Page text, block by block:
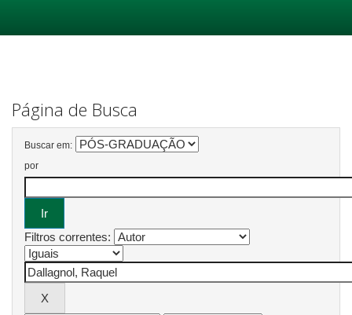
Página de Busca
Buscar em:
por
Filtros correntes: